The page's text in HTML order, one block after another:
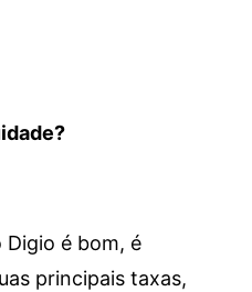
é bom, é
principais taxas,